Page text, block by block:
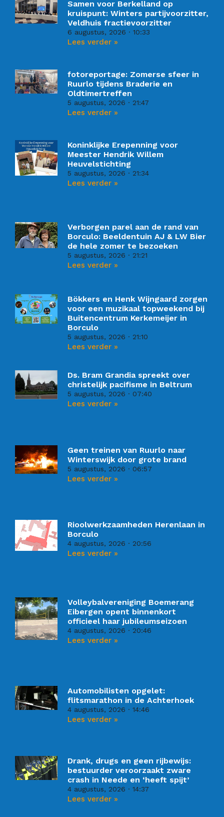
Samen voor Berkelland op
kruispunt: Winters partijvoorzitter,
Veldhuis fractievoorzitter
6 augustus, 2026 10:33
Lees verder »
fotoreportage: Zomerse sfeer in
Ruurlo tijdens Braderie en
Oldtimertreffen
5 augustus, 2026 21:47
Lees verder »
Koninklijke Erepenning voor
Meester Hendrik Willem
Heuvelstichting
5 augustus, 2026 21:34
Lees verder »
Verborgen parel aan de rand van
Borculo: Beeldentuin AJ & LW Bier
de hele zomer te bezoeken
5 augustus, 2026 21:21
Lees verder »
Bökkers en Henk Wijngaard zorgen
voor een muzikaal topweekend bij
Buitencentrum Kerkemeijer in
Borculo
5 augustus, 2026 21:10
Lees verder »
Ds. Bram Grandia spreekt over
christelijk pacifisme in Beltrum
5 augustus, 2026 07:40
Lees verder »
Geen treinen van Ruurlo naar
Winterswijk door grote brand
5 augustus, 2026 06:57
Lees verder »
Rioolwerkzaamheden Herenlaan in
Borculo
4 augustus, 2026 20:56
Lees verder »
Volleybalvereniging Boemerang
Eibergen opent binnenkort
officieel haar jubileumseizoen
4 augustus, 2026 20:46
Lees verder »
Automobilisten opgelet:
flitsmarathon in de Achterhoek
4 augustus, 2026 14:46
Lees verder »
Drank, drugs en geen rijbewijs:
bestuurder veroorzaakt zware
crash in Neede en ‘heeft spijt’
4 augustus, 2026 14:37
Lees verder »